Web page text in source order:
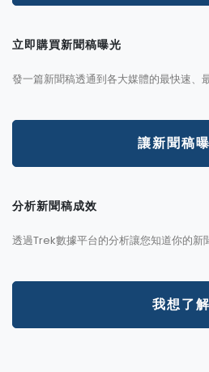
立即購買新聞稿曝光
發一篇新聞稿透通到各大媒體的最快速、
讓新聞稿
分析新聞稿成效
透過Trek數據平台的分析讓您知道你的新
我想了解